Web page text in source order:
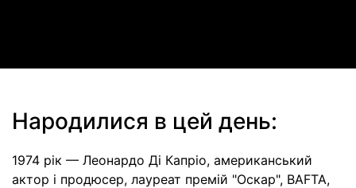
Народилися в цей день:
1974 рік — Леонардо Ді Капріо, американський
актор і продюсер, лауреат премій "Оскар", BAFTA,